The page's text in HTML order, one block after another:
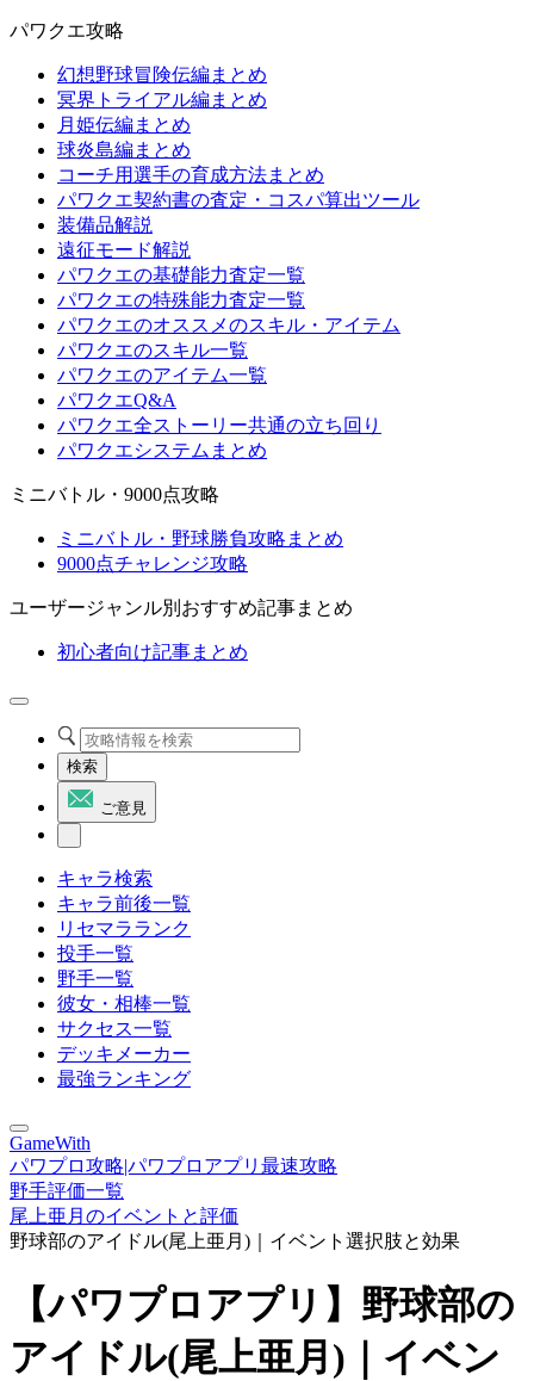
パワクエ攻略
幻想野球冒険伝編まとめ
冥界トライアル編まとめ
月姫伝編まとめ
球炎島編まとめ
コーチ用選手の育成方法まとめ
パワクエ契約書の査定・コスパ算出ツール
装備品解説
遠征モード解説
パワクエの基礎能力査定一覧
パワクエの特殊能力査定一覧
パワクエのオススメのスキル・アイテム
パワクエのスキル一覧
パワクエのアイテム一覧
パワクエQ&A
パワクエ全ストーリー共通の立ち回り
パワクエシステムまとめ
ミニバトル・9000点攻略
ミニバトル・野球勝負攻略まとめ
9000点チャレンジ攻略
ユーザージャンル別おすすめ記事まとめ
初心者向け記事まとめ
検索
ご意見
キャラ検索
キャラ前後一覧
リセマラランク
投手一覧
野手一覧
彼女・相棒一覧
サクセス一覧
デッキメーカー
最強ランキング
GameWith
パワプロ攻略|パワプロアプリ最速攻略
野手評価一覧
尾上亜月のイベントと評価
野球部のアイドル(尾上亜月)｜イベント選択肢と効果
【パワプロアプリ】野球部の
アイドル(尾上亜月)｜イベン